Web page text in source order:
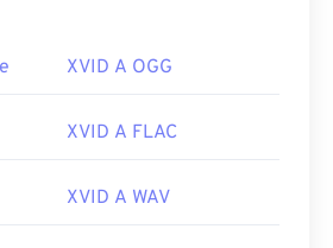
XVID A OGG
XVID A FLAC
XVID A WAV